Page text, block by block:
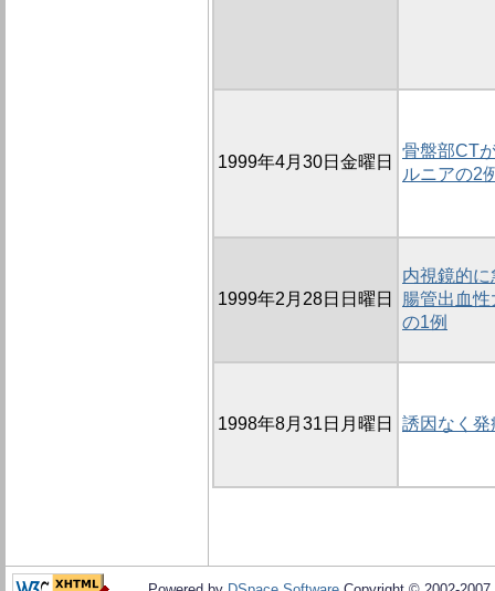
1999年4月30日金曜日
骨盤部CT
ルニアの2
1999年2月28日日曜日
内視鏡的
腸管出血
の1例
1998年8月31日月曜日 誘因なく